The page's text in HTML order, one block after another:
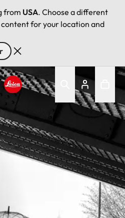
from USA. Choose a different
for your location and
Leica logo - Home